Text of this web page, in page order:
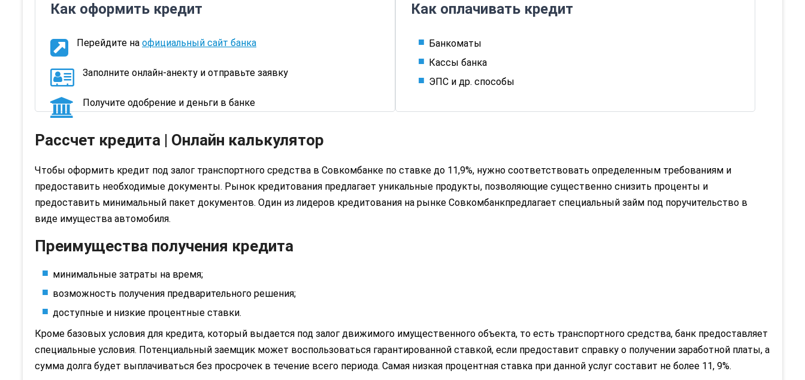
Как оформить кредит
Перейдите на официальный сайт банка
Заполните онлайн-анекту и отправьте заявку
Получите одобрение и деньги в банке
Как оплачивать кредит
Банкоматы
Кассы банка
ЭПС и др. способы
Рассчет кредита | Онлайн калькулятор
Чтобы оформить кредит под залог транспортного средства в Совкомбанке по ставке до 11,9%, нужно соответствовать определенным требованиям и
предоставить необходимые документы. Рынок кредитования предлагает уникальные продукты, позволяющие существенно снизить проценты и
предоставить минимальный пакет документов. Один из лидеров кредитования на рынке Совкомбанкпредлагает специальный займ под поручительство в
виде имущества автомобиля.
Преимущества получения кредита
минимальные затраты на время;
возможность получения предварительного решения;
доступные и низкие процентные ставки.
Кроме базовых условия для кредита, который выдается под залог движимого имущественного объекта, то есть транспортного средства, банк предоставляет
специальные условия. Потенциальный заемщик может воспользоваться гарантированной ставкой, если предоставит справку о получении заработной платы, а
сумма долга будет выплачиваться без просрочек в течение всего периода. Самая низкая процентная ставка при данной услуг составит не более 11, 9%.